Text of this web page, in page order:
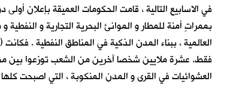
في الاسابيع التالية ، قامت الحكومات العميقة بإعلان
بممراتٍ أمنة للمطار و الموانئ البحرية التجارية و
العالمية ، ببناء المدن الذكية في المناطق النفطية .
فقط. عشرة ملايين شخصا آخرين من الشعب توزعوا بين
العشوائيات في القرى و المدن المنكوبة ، التي اصبحت